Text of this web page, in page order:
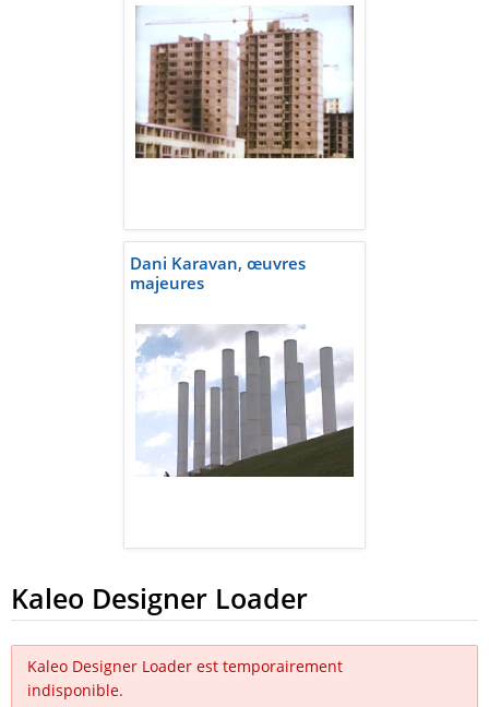
Dani Karavan, œuvres
majeures
Kaleo Designer Loader
Kaleo Designer Loader est temporairement
indisponible.